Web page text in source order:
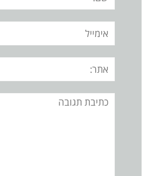
אימייל
אתר:
תגובה